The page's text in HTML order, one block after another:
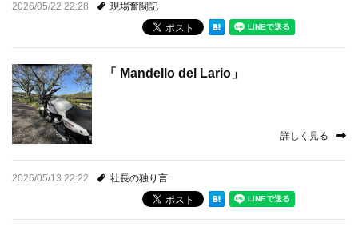
2026/05/22 22:28 現場奮闘記
「 Mandello del Lario」
詳しく見る
2026/05/13 22:22 社長の独り言